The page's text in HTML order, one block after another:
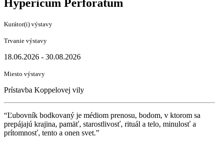
Hypericum Perforatum
Kurátor(i) výstavy
Trvanie výstavy
18.06.2026 - 30.08.2026
Miesto výstavy
Prístavba Koppelovej vily
“Ľubovník bodkovaný je médiom prenosu, bodom, v ktorom sa
prepájajú krajina, pamäť, starostlivosť, rituál a telo, minulosť a
prítomnosť, tento a onen svet.”